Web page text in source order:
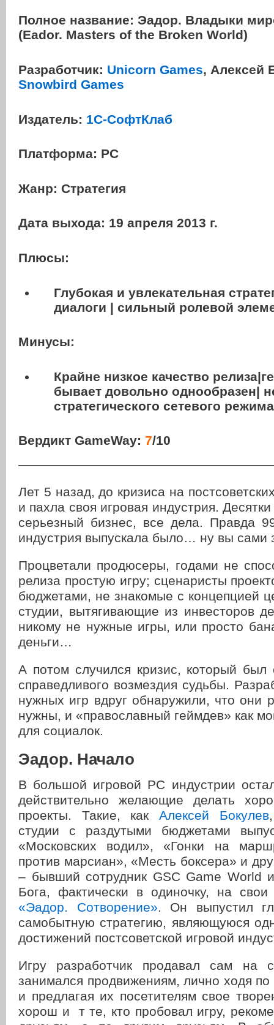
Полное название: Эадор. Владыки
(Eador. Masters of the Broken World)
Разработчик: Unicorn Games, Алексей
Snowbird Games
Издатель: 1С-СофтКлаб
Платформа: PC
Жанр: Стратегия
Дата выхода: 19 апреля 2013 г.
Плюсы:
Глубокая и увлекательная
диалоги | сильный ролевой
Минусы:
Крайне низкое качество
бывает довольно однообразен|
стратегического сетевого режима
Вердикт GameWay: 7/10
Лет 5 назад, до кризиса на
и пахла своя игровая индустрия.
серьезный бизнес, все дела. Правда
индустрия выпускала было… ну вы сами
Процветали продюсеры, годами не
релиза простую игру; сценаристы
бюджетами, не знакомые с концепцией
студии, вытягивающие из инвесторов
никому не нужные игры, или просто
деньги…
А потом случился кризис, который был
справедливого возмездия судьбы.
нужных игр вдруг обнаружили, что они
нужны, и «православный геймдев» как
для социалок.
Эадор. Начало
В большой игровой PC индустрии
действительно желающие делать
проекты. Такие, как Алексей Бокулев
студии с раздутыми бюджетами
«Московских водил», «Гонки на
против марсиан», «Месть боксера» и
– бывший сотрудник GSC Game World
Бога, фактически в одиночку, на свои
«Эадор. Сотворение». Он выпустил
самобытную стратегию, являющуюся
достижений постсоветской игровой
Игру разработчик продавал сам на
занимался продвижениям, лично ходя
и предлагая их посетителям свое
хорош и т те, кто пробовал игру,